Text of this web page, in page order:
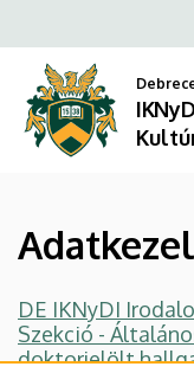
IKNyDI
Irodalom-
Szekció
a
tartalomra
DE IKNyDI
Szekció -
doktorjelölt